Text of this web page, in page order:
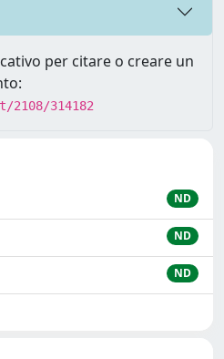
per citare o creare un
314182
ND
ND
ND